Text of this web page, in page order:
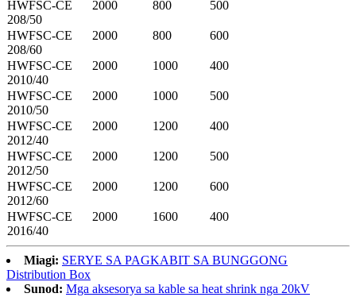
HWFSC-CE
208/50
2000 800 500
HWFSC-CE
208/60
2000 800 600
HWFSC-CE
2010/40
2000 1000 400
HWFSC-CE
2010/50
2000 1000 500
HWFSC-CE
2012/40
2000 1200 400
HWFSC-CE
2012/50
2000 1200 500
HWFSC-CE
2012/60
2000 1200 600
HWFSC-CE
2016/40
2000 1600 400
Miagi: SERYE SA PAGKABIT SA BUNGGONG
Distribution Box
Sunod: Mga aksesorya sa kable sa heat shrink nga 20kV